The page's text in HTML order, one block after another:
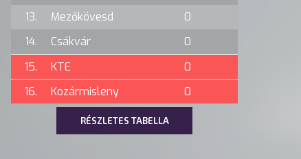
13.
Mezőkövesd
0
14.
Csákvár
0
15.
KTE
0
16.
Kozármisleny 0
RÉSZLETES TABELLA